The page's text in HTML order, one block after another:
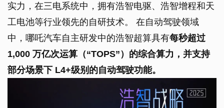
实力，在三电系统中，拥有浩智电驱、浩智增程和天
工电池等行业领先的自研技术。 在自动驾驶领域
中，哪吒汽车自主研发中的浩智超算具有每秒超过
1,000 万亿次运算（“TOPS”）的综合算力，并支持
部分场景下 L4+级别的自动驾驶功能。